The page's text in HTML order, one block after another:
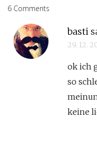
6 Comments
basti
29. 12.
ok ich
so
keine